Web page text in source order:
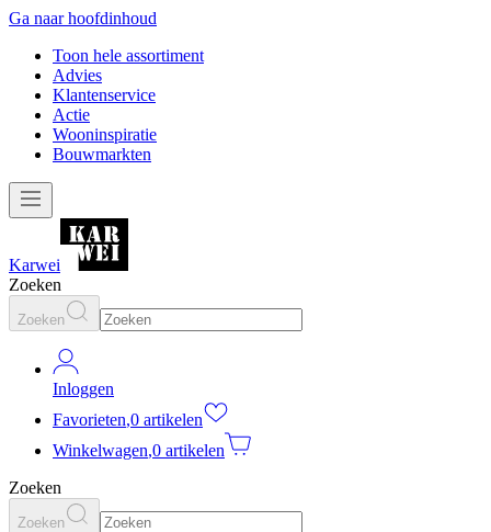
Ga naar hoofdinhoud
Toon hele assortiment
Advies
Klantenservice
Actie
Wooninspiratie
Bouwmarkten
Karwei
Zoeken
Zoeken
Inloggen
Favorieten,0 artikelen
Winkelwagen,0 artikelen
Zoeken
Zoeken